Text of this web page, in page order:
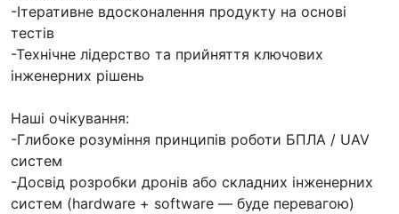
-Ітеративне вдосконалення продукту на основі
тестів
-Технічне лідерство та прийняття ключових
інженерних рішень
Наші очікування:
-Глибоке розуміння принципів роботи БПЛА / UAV
систем
-Досвід розробки дронів або складних інженерних
систем (hardware + software — буде перевагою)